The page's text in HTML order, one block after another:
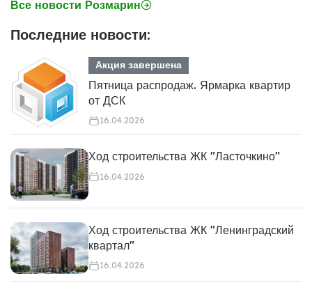
Все новости Розмарин
Последние новости:
Акция завершена
Пятница распродаж. Ярмарка квартир
от ДСК
16.04.2026
Ход строительства ЖК "Ласточкино"
16.04.2026
Ход строительства ЖК "Ленинградский
квартал"
16.04.2026